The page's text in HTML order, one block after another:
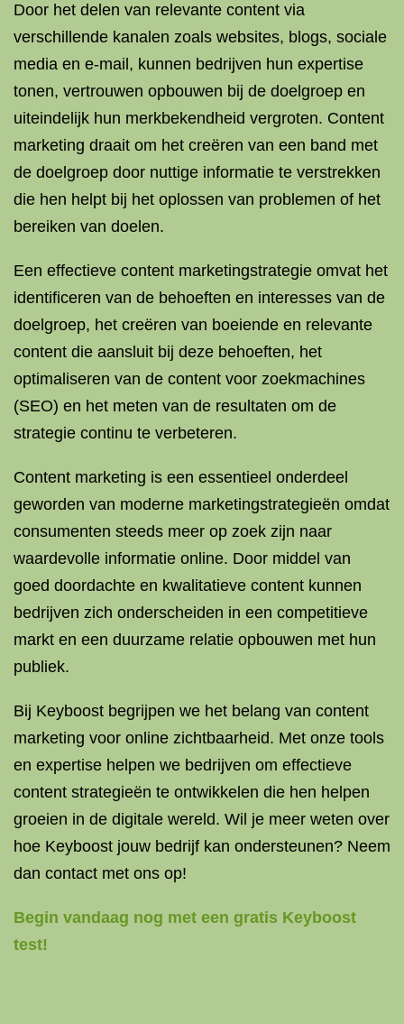
Door het delen van relevante content via
verschillende kanalen zoals websites, blogs, sociale
media en e-mail, kunnen bedrijven hun expertise
tonen, vertrouwen opbouwen bij de doelgroep en
uiteindelijk hun merkbekendheid vergroten. Content
marketing draait om het creëren van een band met
de doelgroep door nuttige informatie te verstrekken
die hen helpt bij het oplossen van problemen of het
bereiken van doelen.
Een effectieve content marketingstrategie omvat het
identificeren van de behoeften en interesses van de
doelgroep, het creëren van boeiende en relevante
content die aansluit bij deze behoeften, het
optimaliseren van de content voor zoekmachines
(SEO) en het meten van de resultaten om de
strategie continu te verbeteren.
Content marketing is een essentieel onderdeel
geworden van moderne marketingstrategieën omdat
consumenten steeds meer op zoek zijn naar
waardevolle informatie online. Door middel van
goed doordachte en kwalitatieve content kunnen
bedrijven zich onderscheiden in een competitieve
markt en een duurzame relatie opbouwen met hun
publiek.
Bij Keyboost begrijpen we het belang van content
marketing voor online zichtbaarheid. Met onze tools
en expertise helpen we bedrijven om effectieve
content strategieën te ontwikkelen die hen helpen
groeien in de digitale wereld. Wil je meer weten over
hoe Keyboost jouw bedrijf kan ondersteunen? Neem
dan contact met ons op!
Begin vandaag nog met een gratis Keyboost
test!